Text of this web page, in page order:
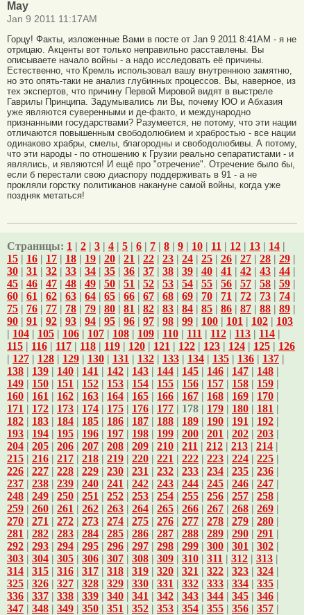
Мау
Jan 9 2011 11:17AM
Горцу! Факты, изложенные Вами в посте от Jan 9 2011 8:41AM - я не
отрицаю. Акценты вот только неправильно расставлены. Вы
описываете начало войны - а надо исследовать её причины.
Естественно, что Кремль использовал вашу внутреннюю замятню,
но это опять-таки не анализ глубинных процессов. Вы, наверное, из
тех экспертов, что причину Первой Мировой видят в выстреле
Гаврилы Принципа. Задумывались ли Вы, почему ЮО и Абхазия
уже являются суверенными и де-факто, и международно
признанными государствами? Разумеется, не потому, что эти нации
отличаются повышенным свободолюбием и храбростью - все нации
одинаково храбры, смелы, благородны и свободолюбивы. А потому,
что эти народы - по отношению к Грузии реально сепаратистами - и
являлись, и являются! И ещё про "отречение". Отречение было бы,
если б перестали свою диаспору поддерживать в 91 - а не
прокляли горстку политиканов накануне самой войны, когда уже
поздняк метаться!
Страницы: 1 | 2 | 3 | 4 | 5 | 6 | 7 | 8 | 9 | 10 | 11 | 12 | 13 | 14 |
15 | 16 | 17 | 18 | 19 | 20 | 21 | 22 | 23 | 24 | 25 | 26 | 27 | 28 | 29 |
30 | 31 | 32 | 33 | 34 | 35 | 36 | 37 | 38 | 39 | 40 | 41 | 42 | 43 | 44 |
45 | 46 | 47 | 48 | 49 | 50 | 51 | 52 | 53 | 54 | 55 | 56 | 57 | 58 | 59 |
60 | 61 | 62 | 63 | 64 | 65 | 66 | 67 | 68 | 69 | 70 | 71 | 72 | 73 | 74 |
75 | 76 | 77 | 78 | 79 | 80 | 81 | 82 | 83 | 84 | 85 | 86 | 87 | 88 | 89 |
90 | 91 | 92 | 93 | 94 | 95 | 96 | 97 | 98 | 99 | 100 | 101 | 102 | 103
| 104 | 105 | 106 | 107 | 108 | 109 | 110 | 111 | 112 | 113 | 114 |
115 | 116 | 117 | 118 | 119 | 120 | 121 | 122 | 123 | 124 | 125 | 126
| 127 | 128 | 129 | 130 | 131 | 132 | 133 | 134 | 135 | 136 | 137 |
138 | 139 | 140 | 141 | 142 | 143 | 144 | 145 | 146 | 147 | 148 |
149 | 150 | 151 | 152 | 153 | 154 | 155 | 156 | 157 | 158 | 159 |
160 | 161 | 162 | 163 | 164 | 165 | 166 | 167 | 168 | 169 | 170 |
171 | 172 | 173 | 174 | 175 | 176 | 177 | 178 | 179 | 180 | 181 |
182 | 183 | 184 | 185 | 186 | 187 | 188 | 189 | 190 | 191 | 192 |
193 | 194 | 195 | 196 | 197 | 198 | 199 | 200 | 201 | 202 | 203 |
204 | 205 | 206 | 207 | 208 | 209 | 210 | 211 | 212 | 213 | 214 |
215 | 216 | 217 | 218 | 219 | 220 | 221 | 222 | 223 | 224 | 225 |
226 | 227 | 228 | 229 | 230 | 231 | 232 | 233 | 234 | 235 | 236 |
237 | 238 | 239 | 240 | 241 | 242 | 243 | 244 | 245 | 246 | 247 |
248 | 249 | 250 | 251 | 252 | 253 | 254 | 255 | 256 | 257 | 258 |
259 | 260 | 261 | 262 | 263 | 264 | 265 | 266 | 267 | 268 | 269 |
270 | 271 | 272 | 273 | 274 | 275 | 276 | 277 | 278 | 279 | 280 |
281 | 282 | 283 | 284 | 285 | 286 | 287 | 288 | 289 | 290 | 291 |
292 | 293 | 294 | 295 | 296 | 297 | 298 | 299 | 300 | 301 | 302 |
303 | 304 | 305 | 306 | 307 | 308 | 309 | 310 | 311 | 312 | 313 |
314 | 315 | 316 | 317 | 318 | 319 | 320 | 321 | 322 | 323 | 324 |
325 | 326 | 327 | 328 | 329 | 330 | 331 | 332 | 333 | 334 | 335 |
336 | 337 | 338 | 339 | 340 | 341 | 342 | 343 | 344 | 345 | 346 |
347 | 348 | 349 | 350 | 351 | 352 | 353 | 354 | 355 | 356 | 357 |